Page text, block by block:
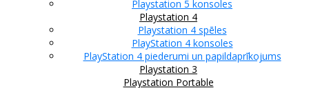
Playstation 5 konsoles
Playstation 4
Playstation 4 spēles
PlayStation 4 konsoles
PlayStation 4 piederumi un papildaprīkojums
Playstation 3
Playstation Portable